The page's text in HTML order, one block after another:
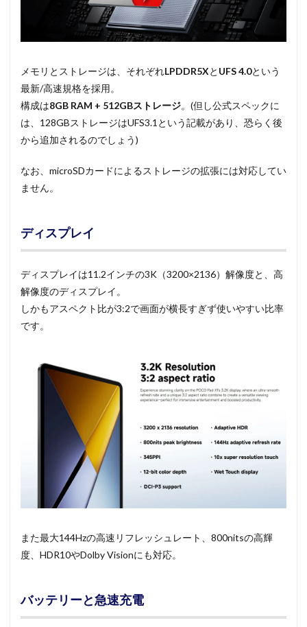
メモリとストレージは、それぞれLPDDR5Xと UFS 4.0という
最新/高速規格を採用。
構成は8GB RAM + 512GBストレージ。(但し公式スペックに
は、128GBストレージはUFS3.1という記載があり、恐らく後
から追加されるのでしょう)
なお、microSDカードによるストレージの拡張には対応してい
ません。
ディスプレイ
ディスプレイは11.2インチの3K（3200×2136）解像度と、高
解像度のディスプレイ。
しかもアスペクト比が3:2で画面が横長すぎず使いやすい比率
です。
また最大144Hzの高速リフレッシュレート、800nitsの高輝
度、HDR10やDolby Visionにも対応。
バッテリーと急速充電